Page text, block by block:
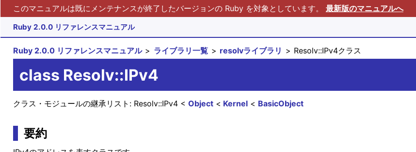
このマニュアルは既にメンテナンスが終了したバージョンの Ruby を対象としています。 最新版のマニュアルへ
Ruby 2.0.0 リファレンスマニュアル
Ruby 2.0.0 リファレンスマニュアル ライブラリ一覧 resolvライブラリ Resolv::IPv4クラス
class Resolv::IPv4
クラス・モジュールの継承リスト: BasicObject
Kernel
Object
Resolv::IPv4
要約